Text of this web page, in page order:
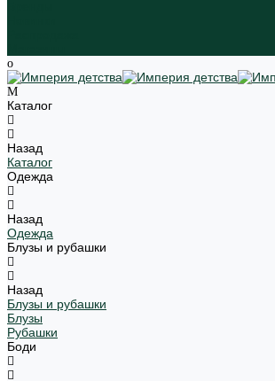
Каталог
Назад
Каталог
Одежда
Назад
Одежда
Блузы и рубашки
Назад
Блузы и рубашки
Блузы
Рубашки
Боди